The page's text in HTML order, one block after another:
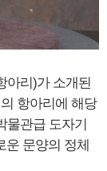
아리)가 소개된
항아리에 해당
물관급 도자기
운 문양의 정체